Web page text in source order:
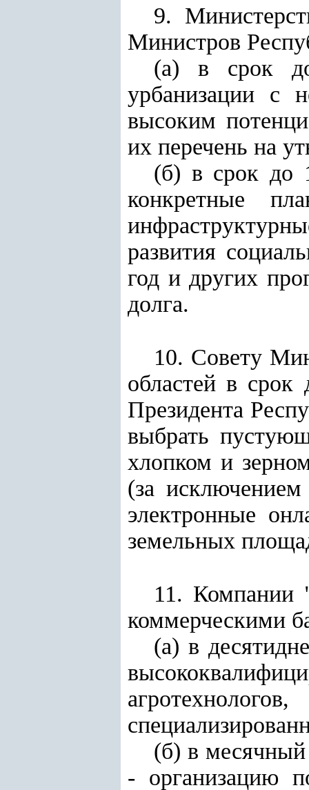
9.
Министров
(а) в срок
урбанизации с
высоким
их перечень на
(б) в срок до
конкретные
развития
год и других
долга.
10. Совету
областей в
Президента
выбрать
хлопком и
(за
электронные
земельных
11. Компании
коммерческими
(а) в
(б) в месячный
- организацию